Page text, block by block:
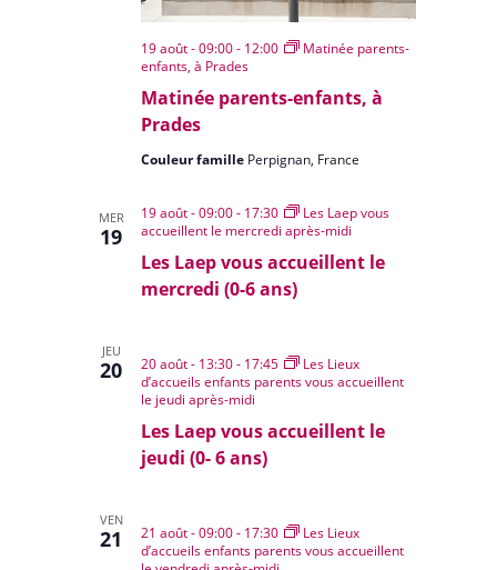
Matinée parents-enfants, à
Prades
19 août - 09:00- 12:00
Matinée parents-
enfants, à Prades
Couleur famille Perpignan, France
MER
19
Les Laep vous accueillent le
mercredi (0-6 ans)
19 août - 09:00- 17:30
Les Laep vous
accueillent le mercredi après-midi
JEU
20
Les Laep vous accueillent le
jeudi (0- 6 ans)
20 août - 13:30- 17:45
Les Lieux
d’accueils enfants parents vous accueillent
le jeudi après-midi
VEN
21 21 août - 09:00- 17:30
Les Lieux
d’accueils enfants parents vous accueillent